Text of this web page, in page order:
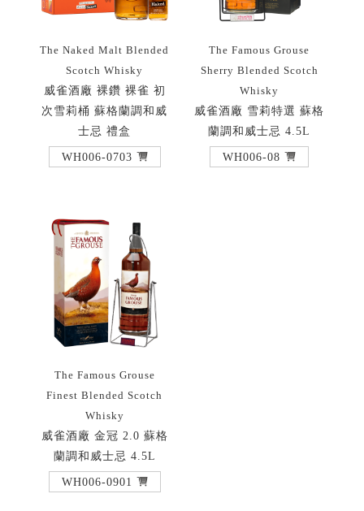
The Naked Malt Blended
Scotch Whisky
威雀酒廠 裸鑽 裸雀 初
次雪莉桶 蘇格蘭調和威
士忌 禮盒
WH006-0703
The Famous Grouse
Sherry Blended Scotch
Whisky
威雀酒廠 雪莉特選 蘇格
蘭調和威士忌 4.5L
WH006-08
The Famous Grouse
Finest Blended Scotch
Whisky
威雀酒廠 金冠 2.0 蘇格
蘭調和威士忌 4.5L
WH006-0901